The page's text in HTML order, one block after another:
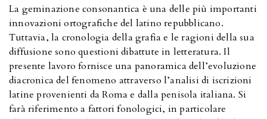
La geminazione consonantica è una delle più importanti
innovazioni ortografiche del latino repubblicano.
Tuttavia, la cronologia della grafia e le ragioni della sua
diffusione sono questioni dibattute in letteratura. Il
presente lavoro fornisce una panoramica dell’evoluzione
diacronica del fenomeno attraverso l’analisi di iscrizioni
latine provenienti da Roma e dalla penisola italiana. Si
farà riferimento a fattori fonologici, in particolare